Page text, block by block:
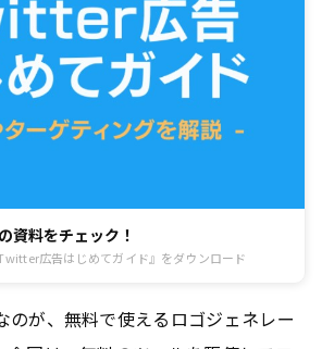
料をチェック！
広告はじめてガイド』をダウンロード
のが、無料で使えるロゴジェネレー